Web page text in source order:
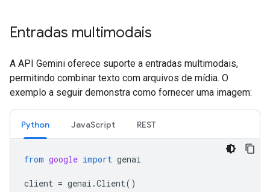
Entradas multimodais
A API Gemini oferece suporte a entradas multimodais,
permitindo combinar texto com arquivos de mídia. O
exemplo a seguir demonstra como fornecer uma imagem:
Python JavaScript REST
from google import genai
client = genai .Client()